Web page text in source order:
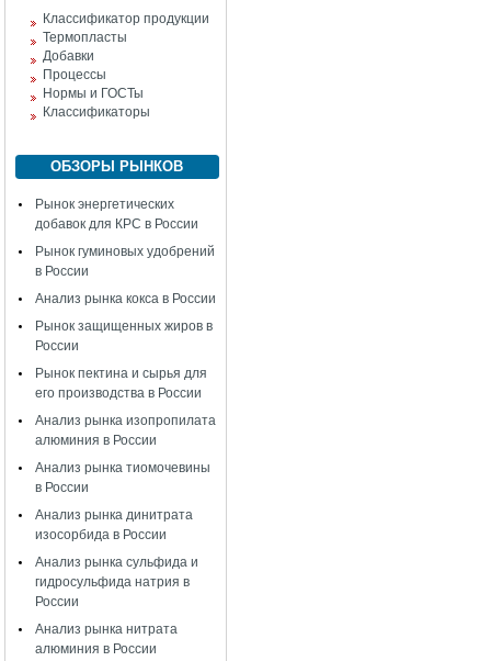
Классификатор продукции
Термопласты
Добавки
Процессы
Нормы и ГОСТы
Классификаторы
ОБЗОРЫ РЫНКОВ
Рынок энергетических
добавок для КРС в России
Рынок гуминовых удобрений
в России
Анализ рынка кокса в России
Рынок защищенных жиров в
России
Рынок пектина и сырья для
его производства в России
Анализ рынка изопропилата
алюминия в России
Анализ рынка тиомочевины
в России
Анализ рынка динитрата
изосорбида в России
Анализ рынка сульфида и
гидросульфида натрия в
России
Анализ рынка нитрата
алюминия в России